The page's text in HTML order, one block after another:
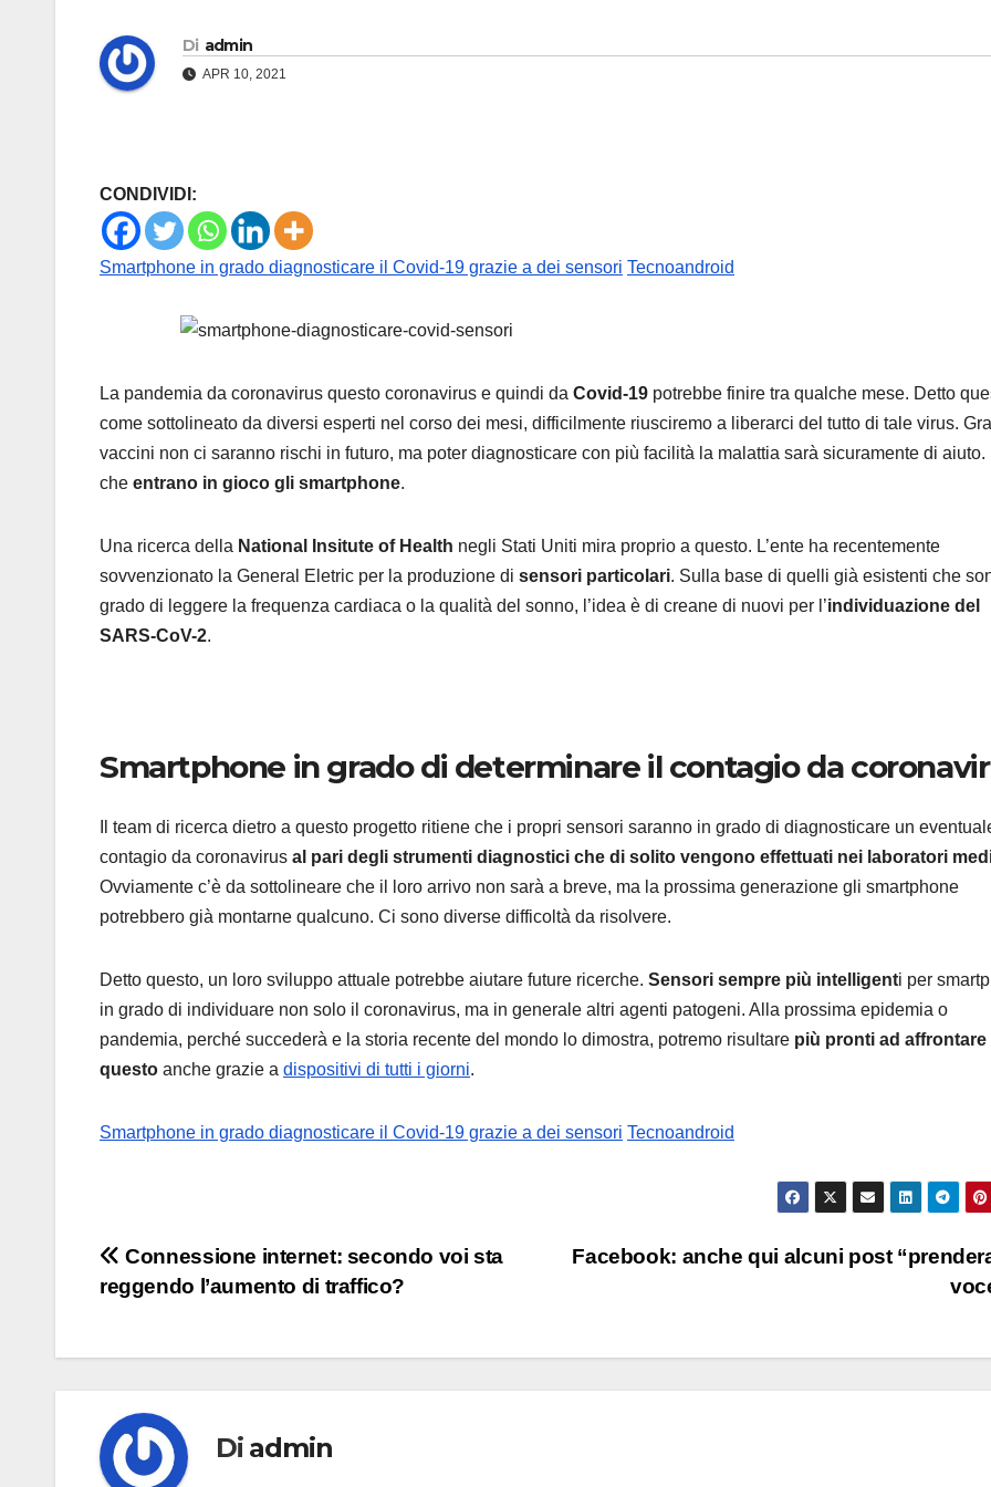
Di admin
APR 10, 2021
CONDIVIDI:
Smartphone in grado diagnosticare il Covid-19 grazie a dei sensori Tecnoandroid
La pandemia da coronavirus questo coronavirus e quindi da Covid-19 potrebbe finire tra qualche mese. Detto
come sottolineato da diversi esperti nel corso dei mesi, difficilmente riusciremo a liberarci del tutto di tale virus.
vaccini non ci saranno rischi in futuro, ma poter diagnosticare con più facilità la malattia sarà sicuramente di aiuto.
che entrano in gioco gli smartphone.
Una ricerca della National Insitute of Health negli Stati Uniti mira proprio a questo. L’ente ha recentemente
sovvenzionato la General Eletric per la produzione di sensori particolari. Sulla base di quelli già esistenti che
grado di leggere la frequenza cardiaca o la qualità del sonno, l’idea è di creane di nuovi per l’individuazione del
SARS-CoV-2.
Smartphone in grado di determinare il contagio da
Il team di ricerca dietro a questo progetto ritiene che i propri sensori saranno in grado di diagnosticare un
contagio da coronavirus al pari degli strumenti diagnostici che di solito vengono effettuati nei laboratori
Ovviamente c’è da sottolineare che il loro arrivo non sarà a breve, ma la prossima generazione gli smartphone
potrebbero già montarne qualcuno. Ci sono diverse difficoltà da risolvere.
Detto questo, un loro sviluppo attuale potrebbe aiutare future ricerche. Sensori sempre più intelligenti per
in grado di individuare non solo il coronavirus, ma in generale altri agenti patogeni. Alla prossima epidemia o
pandemia, perché succederà e la storia recente del mondo lo dimostra, potremo risultare più pronti ad affrontare
questo anche grazie a dispositivi di tutti i giorni.
Smartphone in grado diagnosticare il Covid-19 grazie a dei sensori Tecnoandroid
Navigazione
articoli
Facebook: anche qui alcuni post
Connessione internet: secondo voi sta
reggendo l’aumento di traffico?
Di admin
lavoro
motivi
scelta
7 AGOSTO